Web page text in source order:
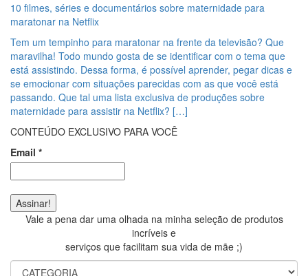
10 filmes, séries e documentários sobre maternidade para
maratonar na Netflix
Tem um tempinho para maratonar na frente da televisão? Que
maravilha! Todo mundo gosta de se identificar com o tema que
está assistindo. Dessa forma, é possível aprender, pegar dicas e
se emocionar com situações parecidas com as que você está
passando. Que tal uma lista exclusiva de produções sobre
maternidade para assistir na Netflix? […]
CONTEÚDO EXCLUSIVO PARA VOCÊ
Email *
Vale a pena dar uma olhada na minha seleção de produtos
incríveis e
serviços que facilitam sua vida de mãe ;)